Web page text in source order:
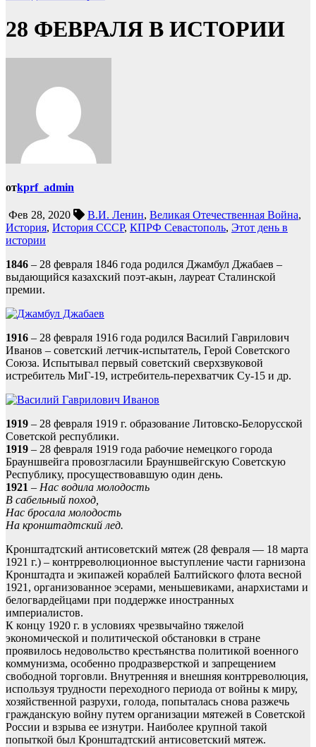
28 ФЕВРАЛЯ В ИСТОРИИ
отkprf_admin
Фев 28, 2020 В.И. Ленин, Великая Отечественная Война,
История, История СССР, КПРФ Севастополь, Этот день в
истории
1846 – 28 февраля 1846 года родился Джамбул Джабаев –
выдающийся казахский поэт-акын, лауреат Сталинской
премии.
1916 – 28 февраля 1916 года родился Василий Гаврилович
Иванов – советский летчик-испытатель, Герой Советского
Союза. Испытывал первый советский сверхзвуковой
истребитель МиГ-19, истребитель-перехватчик Су-15 и др.
1919 – 28 февраля 1919 г. образование Литовско-Белорусской
Советской республики.
1919 – 28 февраля 1919 года рабочие немецкого города
Брауншвейга провозгласили Брауншвейгскую Советскую
Республику, просуществовавшую один день.
1921 – Нас водила молодость
В сабельный поход,
Нас бросала молодость
На кронштадтский лед.
Кронштадтский антисоветский мятеж (28 февраля — 18 марта
1921 г.) – контрреволюционное выступление части гарнизона
Кронштадта и экипажей кораблей Балтийского флота весной
1921, организованное эсерами, меньшевиками, анархистами и
белогвардейцами при поддержке иностранных
империалистов.
К концу 1920 г. в условиях чрезвычайно тяжелой
экономической и политической обстановки в стране
проявилось недовольство крестьянства политикой военного
коммунизма, особенно продразверсткой и запрещением
свободной торговли. Внутренняя и внешняя контрреволюция,
используя трудности переходного периода от войны к миру,
хозяйственной разрухи, голода, попыталась снова разжечь
гражданскую войну путем организации мятежей в Советской
России и взрыва ее изнутри. Наиболее крупной такой
попыткой был Кронштадтский антисоветский мятеж.